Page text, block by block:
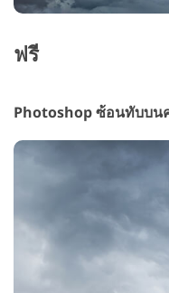
ฟรี
Photoshop ซ้อนทับบน